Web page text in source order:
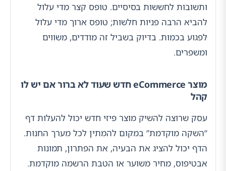
ותשובות לחששות בסיסיים. טופס קצר מדי עלול
להביא הרבה פניות חלשות; טופס ארוך מדי עלול
לפגוע בכמות. בדיוק בשביל זה מודדים, משווים
ומשפרים.
מוצר eCommerce חדש שעוד לא ברור אם יש לו
קהל
עסק שרוצה להשיק מוצר פיזי חדש יכול להעלות דף
“השקה מוקדמת” במקום להמתין לכל מערך החנות.
הדף יכול להציג את הבעיה, את הפתרון, תמונות
אבטיפוס, מחיר משוער או הטבת הרשמה מוקדמת.